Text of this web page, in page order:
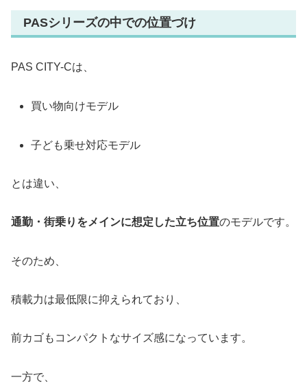
PASシリーズの中での位置づけ
PAS CITY-Cは、
買い物向けモデル
子ども乗せ対応モデル
とは違い、
通勤・街乗りをメインに想定した立ち位置のモデルです。
そのため、
積載力は最低限に抑えられており、
前カゴもコンパクトなサイズ感になっています。
一方で、